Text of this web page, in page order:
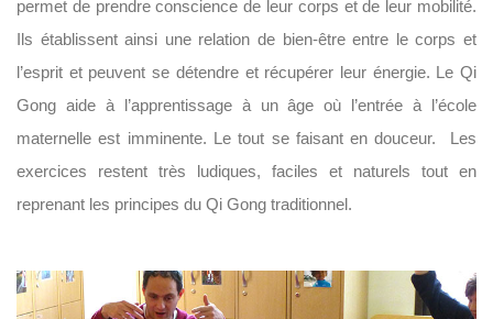
permet de prendre conscience de leur corps et de leur mobilité.
Ils établissent ainsi une relation de bien-être entre le corps et
l’esprit et peuvent se détendre et récupérer leur énergie. Le Qi
Gong aide à l’apprentissage à un âge où l’entrée à l’école
maternelle est imminente. Le tout se faisant en douceur. Les
exercices restent très ludiques, faciles et naturels tout en
reprenant les principes du Qi Gong traditionnel.